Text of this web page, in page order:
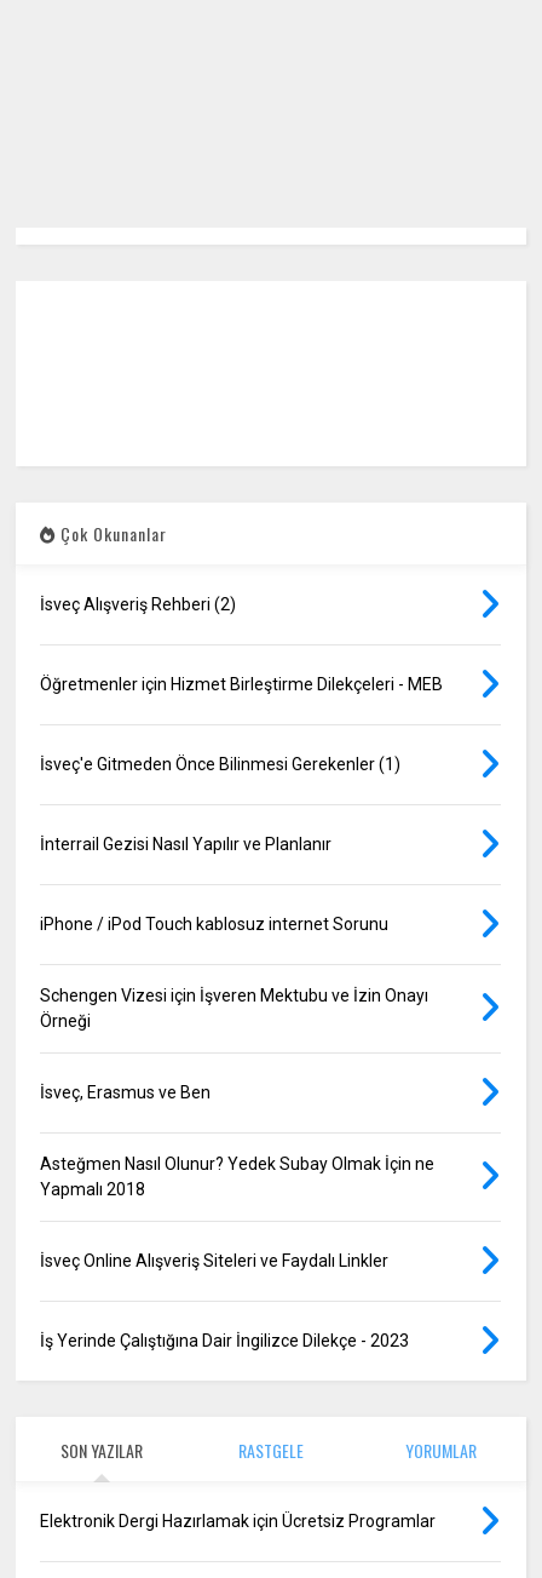
Çok Okunanlar
İsveç Alışveriş Rehberi (2)
Öğretmenler için Hizmet Birleştirme Dilekçeleri - MEB
İsveç'e Gitmeden Önce Bilinmesi Gerekenler (1)
İnterrail Gezisi Nasıl Yapılır ve Planlanır
iPhone / iPod Touch kablosuz internet Sorunu
Schengen Vizesi için İşveren Mektubu ve İzin Onayı
Örneği
İsveç, Erasmus ve Ben
Asteğmen Nasıl Olunur? Yedek Subay Olmak İçin ne
Yapmalı 2018
İsveç Online Alışveriş Siteleri ve Faydalı Linkler
İş Yerinde Çalıştığına Dair İngilizce Dilekçe - 2023
SON YAZILAR RASTGELE YORUMLAR
Elektronik Dergi Hazırlamak için Ücretsiz Programlar